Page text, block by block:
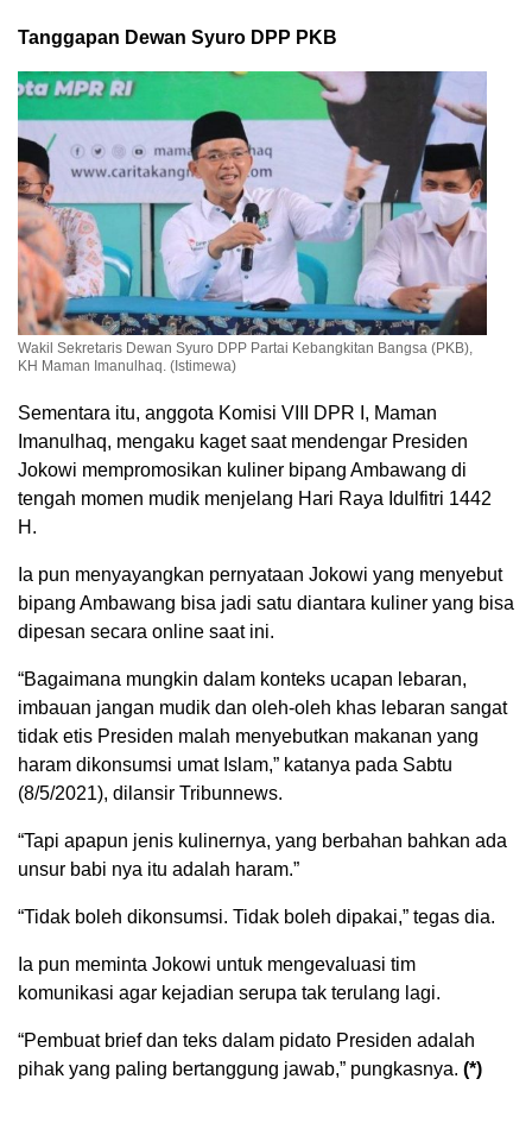
Tanggapan Dewan Syuro DPP PKB
Wakil Sekretaris Dewan Syuro DPP Partai Kebangkitan Bangsa (PKB),
KH Maman Imanulhaq. (Istimewa)
Sementara itu, anggota Komisi VIII DPR I, Maman
Imanulhaq, mengaku kaget saat mendengar Presiden
Jokowi mempromosikan kuliner bipang Ambawang di
tengah momen mudik menjelang Hari Raya Idulfitri 1442
H.
Ia pun menyayangkan pernyataan Jokowi yang menyebut
bipang Ambawang bisa jadi satu diantara kuliner yang bisa
dipesan secara online saat ini.
“Bagaimana mungkin dalam konteks ucapan lebaran,
imbauan jangan mudik dan oleh-oleh khas lebaran sangat
tidak etis Presiden malah menyebutkan makanan yang
haram dikonsumsi umat Islam,” katanya pada Sabtu
(8/5/2021), dilansir Tribunnews.
“Tapi apapun jenis kulinernya, yang berbahan bahkan ada
unsur babi nya itu adalah haram.”
“Tidak boleh dikonsumsi. Tidak boleh dipakai,” tegas dia.
Ia pun meminta Jokowi untuk mengevaluasi tim
komunikasi agar kejadian serupa tak terulang lagi.
“Pembuat brief dan teks dalam pidato Presiden adalah
pihak yang paling bertanggung jawab,” pungkasnya. (*)